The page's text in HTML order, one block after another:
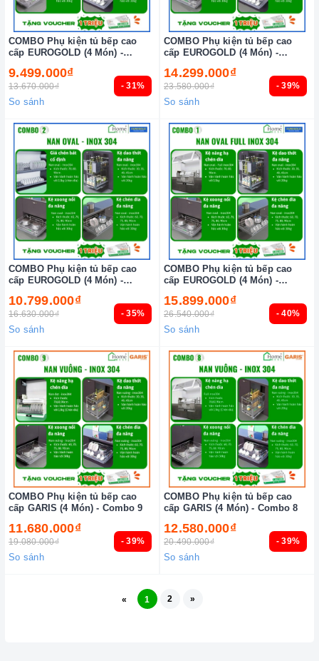
- 31%
COMBO Phụ kiện tủ bếp cao
cấp EUROGOLD (4 Món) -
9.499.000₫
13.670.000₫
So sánh
- 39%
COMBO Phụ kiện tủ bếp cao
cấp EUROGOLD (4 Món) -
14.299.000₫
23.580.000₫
So sánh
- 35%
COMBO Phụ kiện tủ bếp cao
cấp EUROGOLD (4 Món) -
10.799.000₫
16.630.000₫
So sánh
- 40%
COMBO Phụ kiện tủ bếp cao
cấp EUROGOLD (4 Món) -
15.899.000₫
26.540.000₫
So sánh
- 39%
COMBO Phụ kiện tủ bếp cao
cấp GARIS (4 Món) - Combo 9
11.680.000₫
19.080.000₫
So sánh
- 39%
COMBO Phụ kiện tủ bếp cao
cấp GARIS (4 Món) - Combo 8
12.580.000₫
20.490.000₫
So sánh
« 1 2 »